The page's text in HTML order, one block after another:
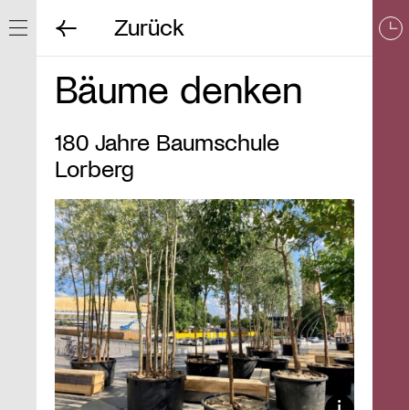
Navigation ein/ausblenden
Zurück
Bäume denken
180 Jahre Baumschule
Lorberg